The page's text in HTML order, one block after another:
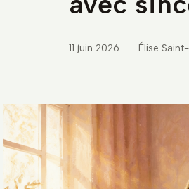
11 juin 2026 · Élise